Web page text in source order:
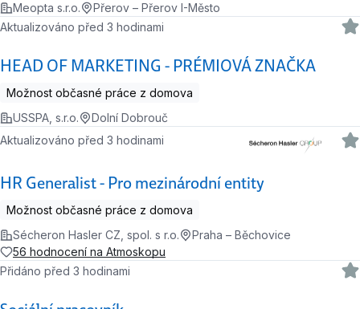
Meopta s.r.o.
Přerov – Přerov I-Město
HEAD OF MARKETING - PRÉMIOVÁ ZNAČKA
Aktualizováno před 3 hodinami
Možnost občasné práce z domova
USSPA, s.r.o.
Dolní Dobrouč
HR Generalist - Pro mezinárodní entity
Aktualizováno před 3 hodinami
Možnost občasné práce z domova
Sécheron Hasler CZ, spol. s r.o.
Praha – Běchovice
56 hodnocení na Atmoskopu
Přidáno před 3 hodinami